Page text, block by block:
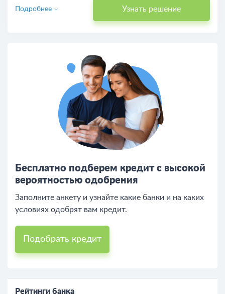
Узнать решение
Подробнее
Бесплатно подберем кредит с высокой
вероятностью одобрения
Заполните анкету и узнайте какие банки и на каких
условиях одобрят вам кредит.
Подобрать кредит
Рейтинги банка